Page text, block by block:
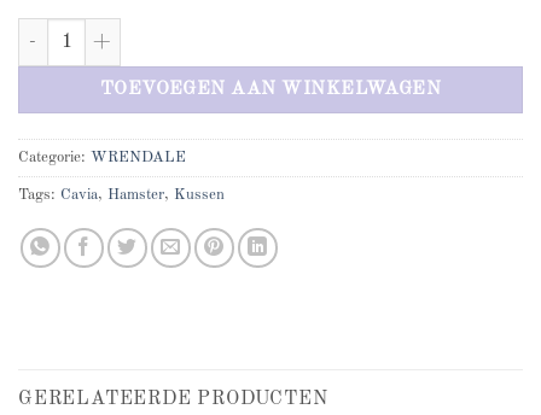
Kussen Cavia - woonkussen aantal
TOEVOEGEN AAN WINKELWAGEN
Categorie: WRENDALE
Tags: Cavia, Hamster, Kussen
GERELATEERDE PRODUCTEN